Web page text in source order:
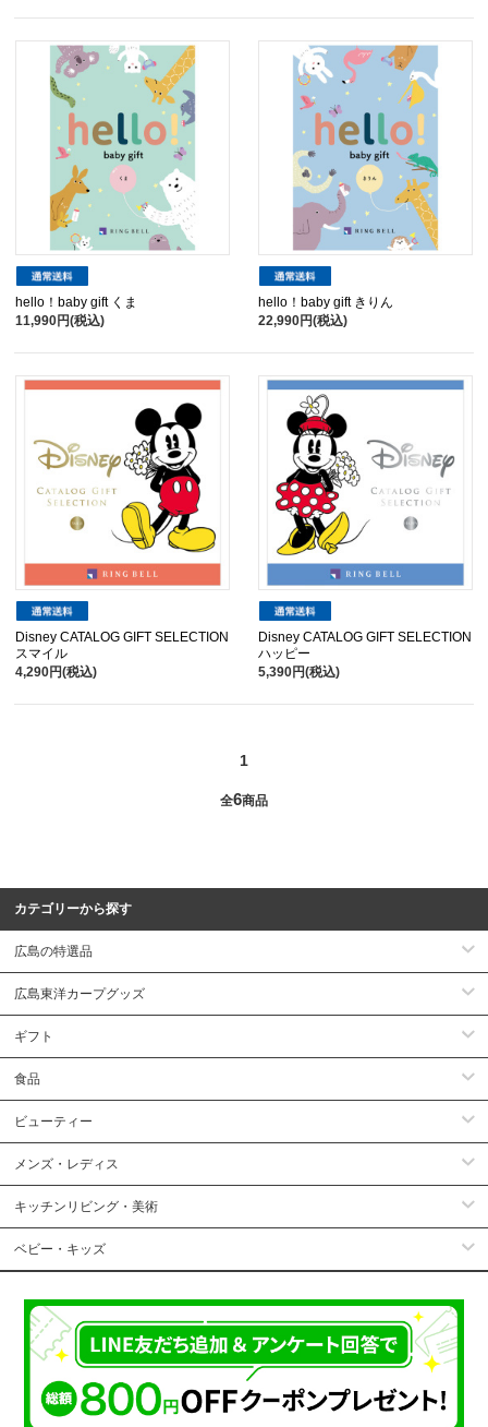
hello！baby gift くま
11,990円(税込)
hello！baby gift きりん
22,990円(税込)
Disney CATALOG GIFT SELECTION
スマイル
4,290円(税込)
Disney CATALOG GIFT SELECTION
ハッピー
5,390円(税込)
1
全6商品
カテゴリーから探す
広島の特選品
広島東洋カープグッズ
ギフト
食品
ビューティー
メンズ・レディス
キッチンリビング・美術
ベビー・キッズ